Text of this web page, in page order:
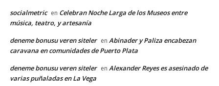
socialmetric en Celebran Noche Larga de los Museos entre
música, teatro, y artesanía
deneme bonusu veren siteler en Abinader y Paliza encabezan
caravana en comunidades de Puerto Plata
deneme bonusu veren siteler en Alexander Reyes es asesinado de
varias puñaladas en La Vega